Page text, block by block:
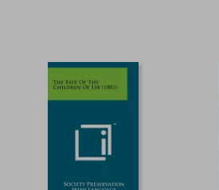
5%
dcto.